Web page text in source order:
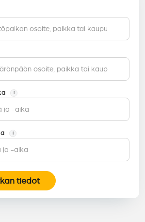
i
i
tiedot